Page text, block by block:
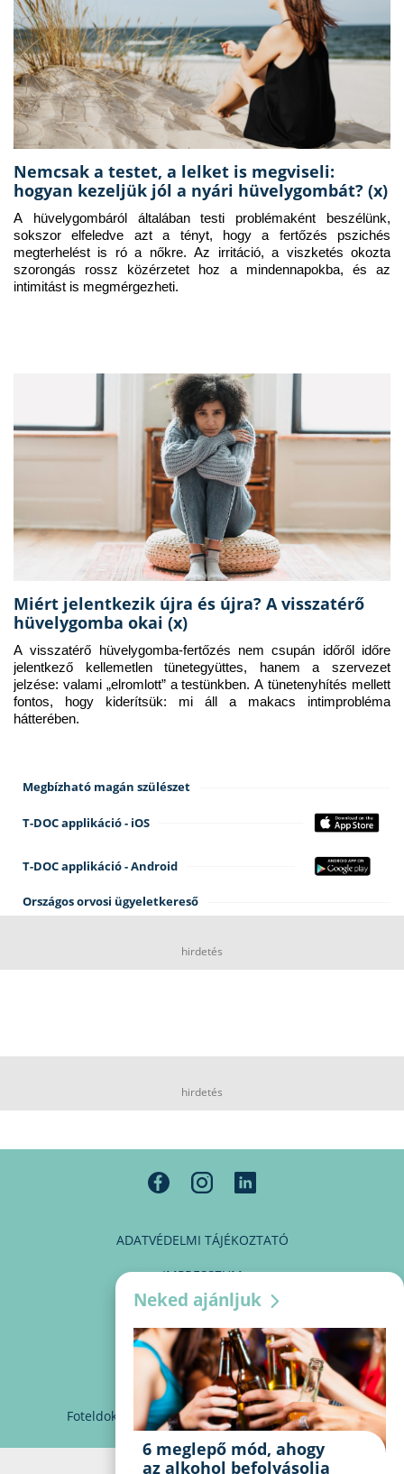
Nemcsak a testet, a lelket is megviseli:
hogyan kezeljük jól a nyári hüvelygombát? (x)
A hüvelygombáról általában testi problémaként beszélünk,
sokszor elfeledve azt a tényt, hogy a fertőzés pszichés
megterhelést is ró a nőkre. Az irritáció, a viszketés okozta
szorongás rossz közérzetet hoz a mindennapokba, és az
intimitást is megmérgezheti.
Miért jelentkezik újra és újra? A visszatérő
hüvelygomba okai (x)
A visszatérő hüvelygomba-fertőzés nem csupán időről időre
jelentkező kellemetlen tünetegyüttes, hanem a szervezet
jelzése: valami „elromlott” a testünkben. A tünetenyhítés mellett
fontos, hogy kiderítsük: mi áll a makacs intimprobléma
hátterében.
Megbízható magán szülészet
T-DOC applikáció - iOS
T-DOC applikáció - Android
Országos orvosi ügyeletkereső
hirdetés
hirdetés
ADATVÉDELMI TÁJÉKOZTATÓ
IMPRESSZUM
MÉDIAAJÁNLAT
PARTNEREINK
KAPCSOLAT
Foteldoki info@foteldoki.hu Süti beállítások
Neked ajánljuk
6 meglepő mód, ahogy
az alkohol befolyásolja